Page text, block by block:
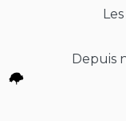
Depuis